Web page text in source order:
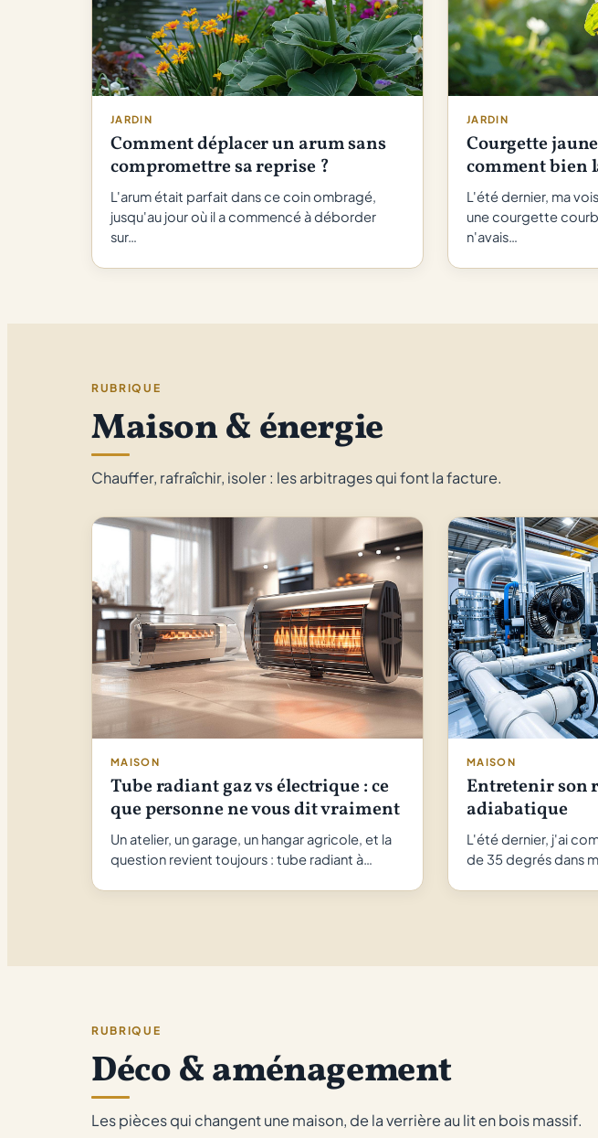
JARDIN
Comment déplacer un arum sans
compromettre sa reprise ?
L'arum était parfait dans ce coin ombragé,
jusqu'au jour où il a commencé à déborder
sur…
JARDIN
Courgette
comment bien
L'été dernier, ma
une courgette
n'avais…
RUBRIQUE
Maison & énergie
Chauffer, rafraîchir, isoler : les arbitrages qui font la facture.
MAISON
Tube radiant gaz vs électrique : ce
que personne ne vous dit vraiment
Un atelier, un garage, un hangar agricole, et la
question revient toujours : tube radiant à…
MAISON
Entretenir son
adiabatique
L'été dernier, j'ai
de 35 degrés dans
RUBRIQUE
Déco & aménagement
Les pièces qui changent une maison, de la verrière au lit en bois massif.